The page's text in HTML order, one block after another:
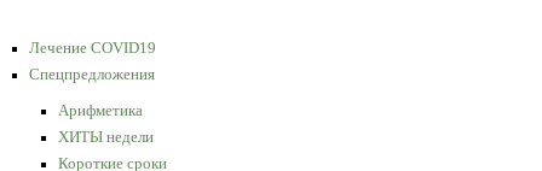
Лечение COVID19
Спецпредложения
Арифметика
ХИТЫ недели
Короткие сроки